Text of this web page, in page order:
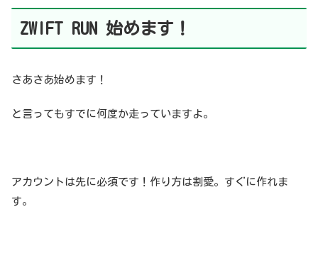
ZWIFT RUN 始めます！
さあさあ始めます！
と言ってもすでに何度か走っていますよ。
アカウントは先に必須です！作り方は割愛。すぐに作れま
す。